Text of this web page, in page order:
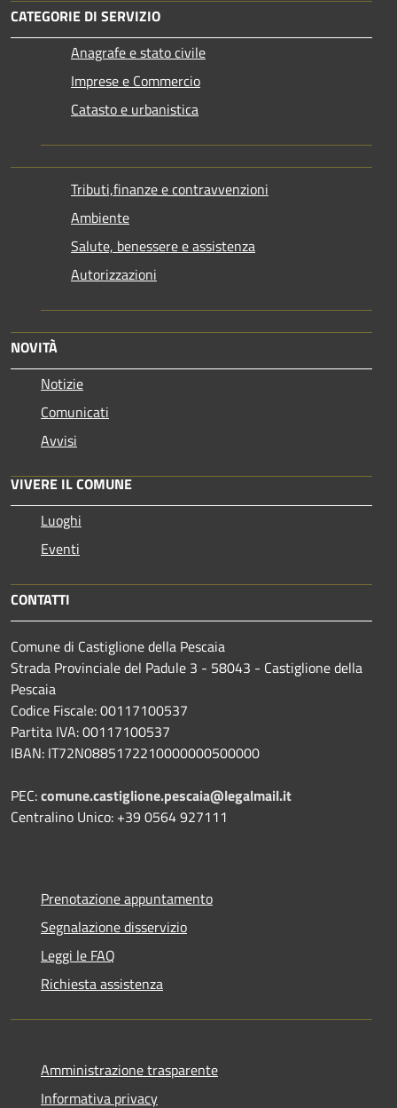
CATEGORIE DI SERVIZIO
Anagrafe e stato civile
Imprese e Commercio
Catasto e urbanistica
Tributi,finanze e contravvenzioni
Ambiente
Salute, benessere e assistenza
Autorizzazioni
NOVITÀ
Notizie
Comunicati
Avvisi
VIVERE IL COMUNE
Luoghi
Eventi
CONTATTI
Comune di Castiglione della Pescaia
Strada Provinciale del Padule 3 - 58043 - Castiglione della
Pescaia
Codice Fiscale: 00117100537
Partita IVA: 00117100537
IBAN: IT72N0885172210000000500000
PEC:comune.castiglione.pescaia@legalmail.it
Centralino Unico: +39 0564 927111
Prenotazione appuntamento
Segnalazione disservizio
Leggi le FAQ
Richiesta assistenza
Amministrazione trasparente
Informativa privacy